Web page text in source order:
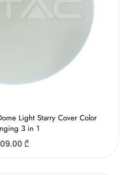
Light Starry Cover Color
3 in 1
₾